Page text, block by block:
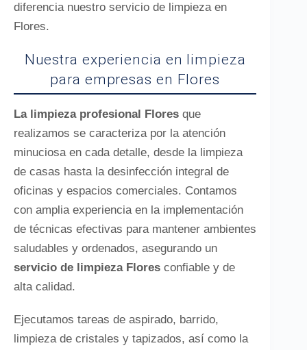
diferencia nuestro servicio de limpieza en
Flores.
Nuestra experiencia en limpieza
para empresas en Flores
La limpieza profesional Flores que
realizamos se caracteriza por la atención
minuciosa en cada detalle, desde la limpieza
de casas hasta la desinfección integral de
oficinas y espacios comerciales. Contamos
con amplia experiencia en la implementación
de técnicas efectivas para mantener ambientes
saludables y ordenados, asegurando un
servicio de limpieza Flores confiable y de
alta calidad.
Ejecutamos tareas de aspirado, barrido,
limpieza de cristales y tapizados, así como la